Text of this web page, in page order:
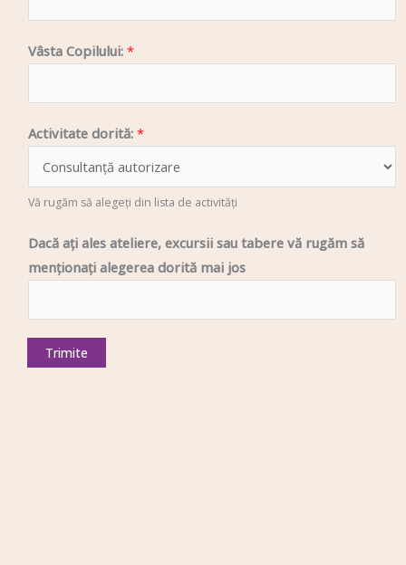
Vâsta Copilului: *
Activitate dorită: *
Vă rugăm să alegeți din lista de activități
Dacă ați ales ateliere, excursii sau tabere vă rugăm să
menționați alegerea dorită mai jos
Trimite